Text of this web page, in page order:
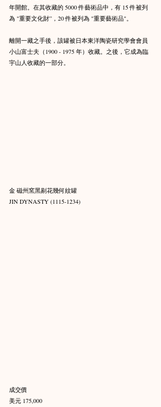
年開館。在其收藏的 5000 件藝術品中，有 15 件被列
為 "重要文化財”，20 件被列為 "重要藝術品"。
離開一藏之手後，該罐被日本東洋陶瓷研究學會會員
小山富士夫（1900 - 1975 年）收藏。之後，它成為臨
宇山人收藏的一部分。
金 磁州窯黑剔花幾何紋罐
JIN DYNASTY (1115-1234)
成交價
美元 175,000